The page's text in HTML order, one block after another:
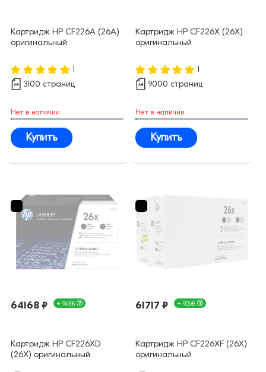
Картридж HP CF226A (26A)
оригинальный
1
3100 страниц
Нет в наличии
Купить
Картридж HP CF226X (26X)
оригинальный
1
9000 страниц
Нет в наличии
Купить
64168 ₽ + 963Б
Картридж HP CF226XD
(26X) оригинальный
61717 ₽ + 926Б
Картридж HP CF226XF (26X)
оригинальный